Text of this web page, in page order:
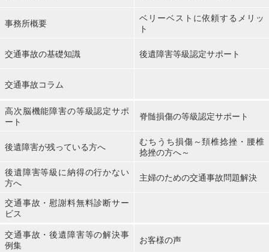
事務所概要
ベリーベストに依頼するメリッ
ト
交通事故の基礎知識 後遺障害等級認定サポート
交通事故コラム
高次脳機能障害の等級認定サポ
ート
脊髄損傷の等級認定サポート
後遺障害が残っている方へ
むちうち損傷～頚椎捻挫・腰椎
捻挫の方へ～
後遺障害等級に納得の行かない
方へ
主婦のための交通事故問題解決
交通事故・慰謝料無料診断サー
ビス
交通事故・後遺障害等の解決事
例集
お客様の声